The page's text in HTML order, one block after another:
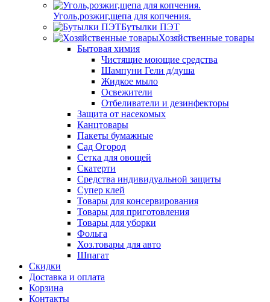
Уголь,розжиг,щепа для копчения.
Бутылки ПЭТ
Хозяйственные товары
Бытовая химия
Чистящие моющие средства
Шампуни Гели д/душа
Жидкое мыло
Освежители
Отбеливатели и дезинфекторы
Защита от насекомых
Канцтовары
Пакеты бумажные
Сад Огород
Сетка для овощей
Скатерти
Средства индивидуальной защиты
Супер клей
Товары для консервирования
Товары для приготовления
Товары для уборки
Фольга
Хоз.товары для авто
Шпагат
Скидки
Доставка и оплата
Корзина
Контакты